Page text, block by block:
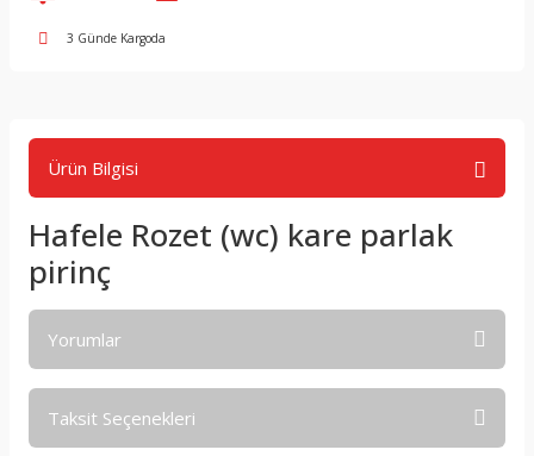
3 Günde Kargoda
Ürün Bilgisi
Hafele Rozet (wc) kare parlak
pirinç
Yorumlar
Taksit Seçenekleri